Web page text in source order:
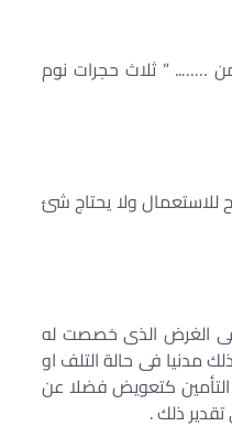
…….. ” ثلاث حجرات نوم
للاستعمال ولا يحتاج شئ
فى الغرض الذى خصصت له
مدنيا فى حالة التلف او
كتعويض فضلا عن
ذلك .